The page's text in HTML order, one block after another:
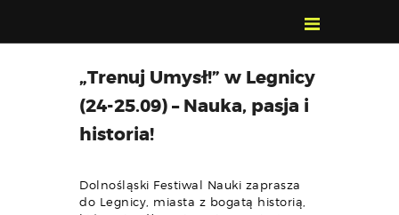
POZNAJ, POLUB,
PAMIĘTAJ!
O FESTIWALU
PROGRAM
WYSZUKIWARKA
„Trenuj Umysł!” w Legnicy
(24-25.09) – Nauka, pasja i
historia!
Dolnośląski Festiwal Nauki zaprasza
do Legnicy, miasta z bogatą historią,